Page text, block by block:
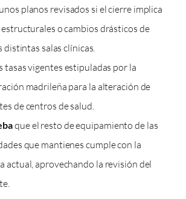
unos planos revisados si el cierre implica
o cambios drásticos de
distintas salas clínicas.
tasas vigentes estipuladas por la
madrileña para la alteración de
de centros de salud.
que el resto de equipamiento de las
que mantienes cumple con la
actual, aprovechando la revisión del